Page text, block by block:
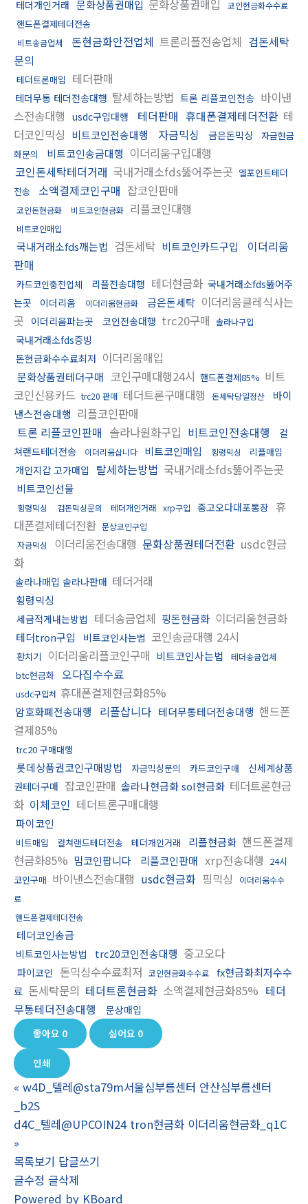
테더개인거래 문화상품권매입 문화상품권매입 코인현금화수수료
핸드폰결제테더전송
비트송금업체 돈현금화안전업체 트론리플전송업체 검돈세탁
문의
테더트론매입 테더판매
테더무통 테더전송대행 탈세하는방법 트론 리플코인전송 바이낸
스전송대행 usdc구입대행 테더판매 휴대폰결제테더전환 테
더코인믹싱 비트코인전송대행 자금믹싱 금은돈믹싱
자금현금
화문의
비트코인송금대행 이더리움구입대행
코인돈세탁테더거래 국내거래소fds뚫어주는곳 엘포인트테더
전송
소액결제코인구매 잡코인판매
코인돈현금화 비트코인현금화 리플코인대행
비트코인매입
국내거래소fds깨는법 검돈세탁 비트코인카드구입
이더리움
판매
카드코인충전업체 리플전송대행 테더현금화 국내거래소fds뚫어주
는곳
이더리움 이더리움현금화 금은돈세탁 이더리움클레식사는
곳 이더리움파는곳 코인전송대행 trc20구매 솔라나구입
국내거래소fds증빙
돈현금화수수료최저 이더리움매입
문화상품권테더구매 코인구매대행24시 핸드폰결제85% 비트
코인신용카드 trc20 판매 테더트론구매대행 돈세탁당일정산
바이
낸스전송대행 리플코인판매
트론 리플코인판매 솔라나원화구입 비트코인전송대행
컬
쳐랜드테더전송
이더리움삽니다 비트코인매입 횡령믹싱 리플매입
개인지갑 고가매입 탈세하는방법 국내거래소fds뚫어주는곳
비트코인선물
횡령믹싱 검돈믹싱문의 테더개인거래 xrp구입 중고오다대포통장 휴
대폰결제테더전환 문상코인구입
자금믹싱
이더리움전송대행 문화상품권테더전환 usdc현금
화
솔라나매입 솔라나판매 테더거래
횡령믹싱
세금적게내는방법 테더송금업체 핑돈현금화 이더리움현금화
테더tron구입 비트코인사는법 코인송금대행 24시
환치기 이더리움리플코인구매 비트코인사는법 테더송금업체
btc현금화 오다집수수료
usdc구입처 휴대폰결제현금화85%
암호화폐전송대행 리플삽니다 테더무통테더전송대행 핸드폰
결제85%
trc20 구매대행
롯데상품권코인구매방법 자금믹싱문의 카드코인구매
신세계상품
권테더구매 잡코인판매 솔라나현금화 sol현금화 테더트론현금
화 이체코인 테더트론구매대행
파이코인
비트매입 컬쳐랜드테더전송 테더개인거래 리플현금화 핸드폰결제
현금화85% 밈코인팝니다 리플코인판매 xrp전송대행 24시
코인구매 바이낸스전송대행 usdc현금화 핑믹싱
이더리움수수
료
핸드폰결제테더전송
테더코인송금
비트코인사는방법 trc20코인전송대행 중고오다
파이코인 돈믹싱수수료최저 코인현금화수수료
fx현금화최저수수
료 돈세탁문의 테더트론현금화 소액결제현금화85% 테더
무통테더전송대행
문상매입
좋아요 0 싫어요 0
인쇄
« w4D_텔레@sta79m서울심부름센터 안산심부름센터
_b2S
d4C_텔레@UPCOIN24 tron현금화 이더리움현금화_q1C
»
목록보기 답글쓰기
글수정 글삭제
Powered by KBoard